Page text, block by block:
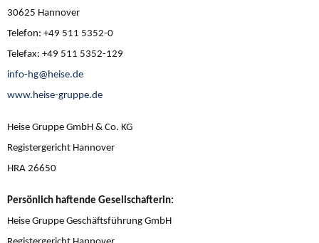
30625 Hannover
Telefon: +49 511 5352-0
Telefax: +49 511 5352-129
info-hg@heise.de
www.heise-gruppe.de
Heise Gruppe GmbH & Co. KG
Registergericht Hannover
HRA 26650
Persönlich haftende Gesellschafterin:
Heise Gruppe Geschäftsführung GmbH